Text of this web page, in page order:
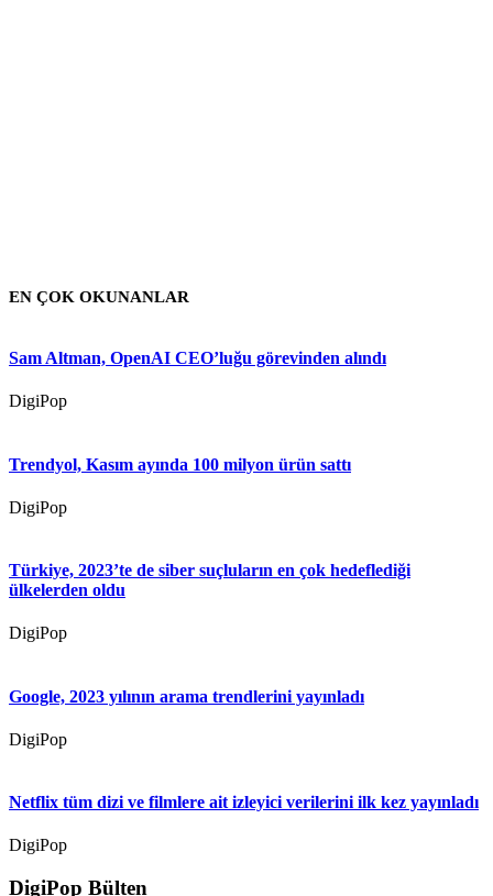
EN ÇOK OKUNANLAR
Sam Altman, OpenAI CEO’luğu görevinden alındı
DigiPop
Trendyol, Kasım ayında 100 milyon ürün sattı
DigiPop
Türkiye, 2023’te de siber suçluların en çok hedeflediği
ülkelerden oldu
DigiPop
Google, 2023 yılının arama trendlerini yayınladı
DigiPop
Netflix tüm dizi ve filmlere ait izleyici verilerini ilk kez yayınladı
DigiPop
DigiPop Bülten